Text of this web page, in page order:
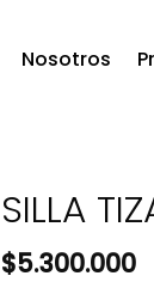
Nosotros
SILLA
$5.300.000